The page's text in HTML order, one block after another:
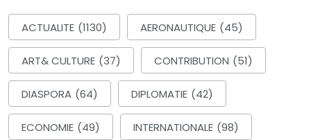
ACTUALITE (1130) AERONAUTIQUE (45)
ART& CULTURE (37) CONTRIBUTION (51)
DIASPORA (64) DIPLOMATIE (42)
ECONOMIE (49) INTERNATIONALE (98)